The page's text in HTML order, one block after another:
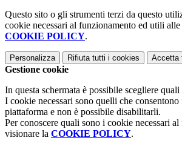
Questo sito o gli strumenti terzi da questo
cookie necessari al funzionamento ed utili
COOKIE POLICY.
Personalizza Rifiuta tutti i cookies Accetta
Gestione cookie
In questa schermata è possibile scegliere
I cookie necessari sono quelli che
piattaforma e non è possibile disabilitarli.
Per conoscere quali sono i cookie necessari
visionare la COOKIE POLICY.